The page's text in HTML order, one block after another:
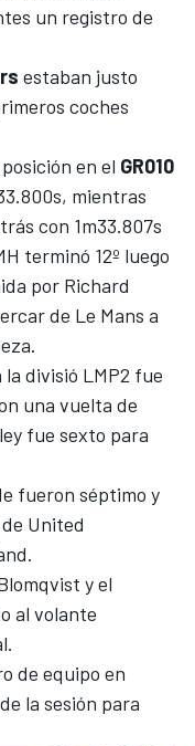
un registro de
estaban justo
coches
en el GR010
mientras
con 1m33.807s
terminó 12º luego
por Richard
de Le Mans a
divisió LMP2 fue
una vuelta de
fue sexto para
fueron séptimo y
United
y el
al volante
de equipo en
la sesión para